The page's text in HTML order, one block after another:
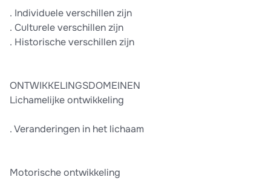
. Individuele verschillen zijn
. Culturele verschillen zijn
. Historische verschillen zijn
ONTWIKKELINGSDOMEINEN
Lichamelijke ontwikkeling
. Veranderingen in het lichaam
Motorische ontwikkeling